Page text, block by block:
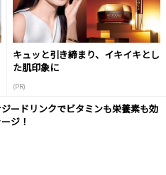
キュッと引き締まり、イキイキとし
た肌印象に
(PR)
ードリンクでビタミンも栄養素も効
ジ！